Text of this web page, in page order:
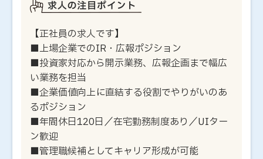
【正社員の求人です】
■上場企業でのIR・広報ポジション
■投資家対応から開示業務、広報企画まで幅広
い業務を担当
■企業価値向上に直結する役割でやりがいのあ
るポジション
■年間休日120日／在宅勤務制度あり／UIター
ン歓迎
■管理職候補としてキャリア形成が可能